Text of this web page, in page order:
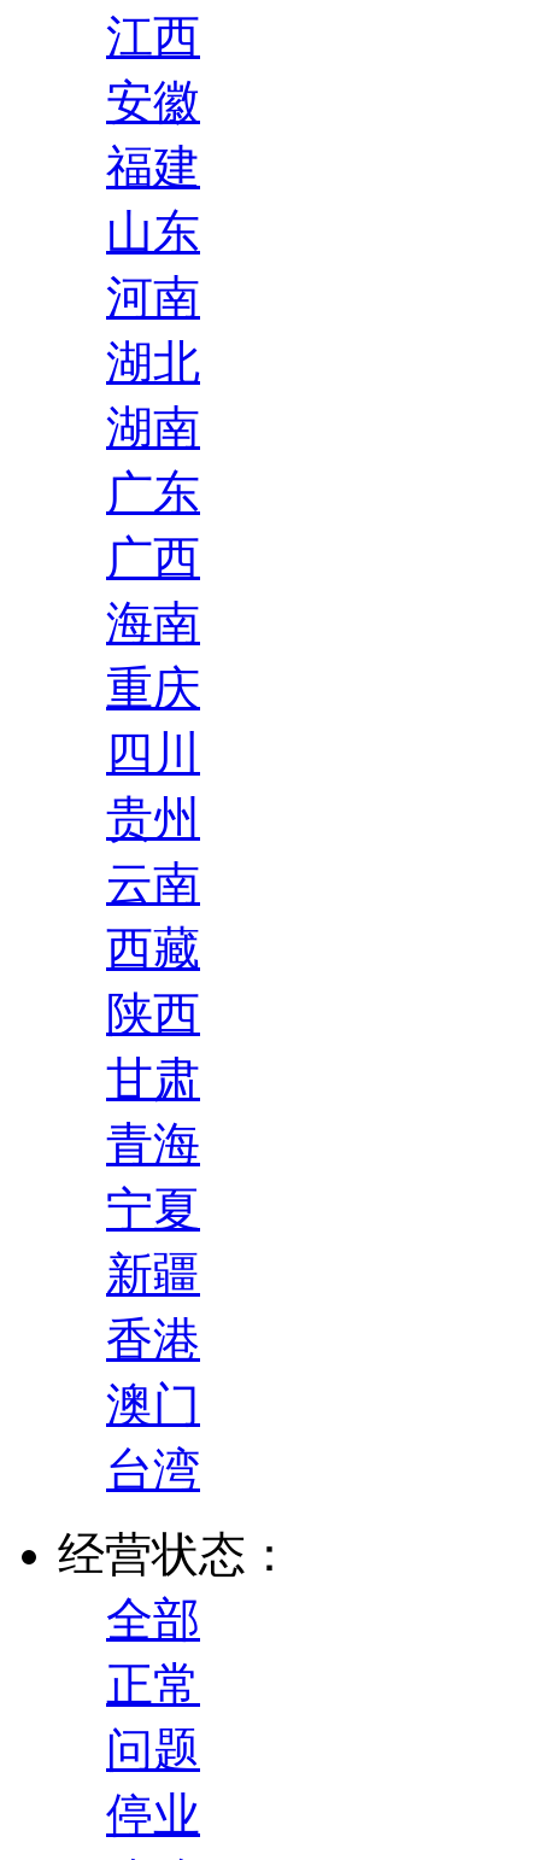
江西
安徽
福建
山东
河南
湖北
湖南
广东
广西
海南
重庆
四川
贵州
云南
西藏
陕西
甘肃
青海
宁夏
新疆
香港
澳门
台湾
经营状态：
全部
正常
问题
停业